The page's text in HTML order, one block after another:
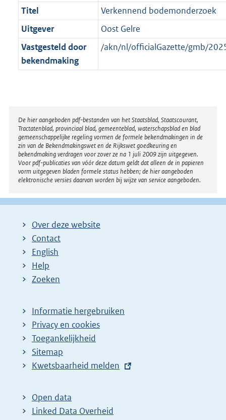
Titel
Verkennend bodemonderzoek
Uitgever
Oost Gelre
Vastgesteld door
bekendmaking
/akn/nl/officialGazette/gmb/
Disclaimer
De hier aangeboden pdf-bestanden van het Staatsblad, Staatscourant,
Tractatenblad, provinciaal blad, gemeenteblad, waterschapsblad en blad
gemeenschappelijke regeling vormen de formele bekendmakingen in de
zin van de Bekendmakingswet en de Rijkswet goedkeuring en
bekendmaking verdragen voor zover ze na 1 juli 2009 zijn uitgegeven.
Voor pdf-publicaties van vóór deze datum geldt dat alleen de in papieren
vorm uitgegeven bladen formele status hebben; de hier aangeboden
elektronische versies daarvan worden bij wijze van service aangeboden.
Over deze website
Contact
English
Help
Zoeken
Informatie hergebruiken
Privacy en cookies
Toegankelijkheid
Sitemap
E
t
e
Kwetsbaarheid melden
Open data
Linked Data Overheid